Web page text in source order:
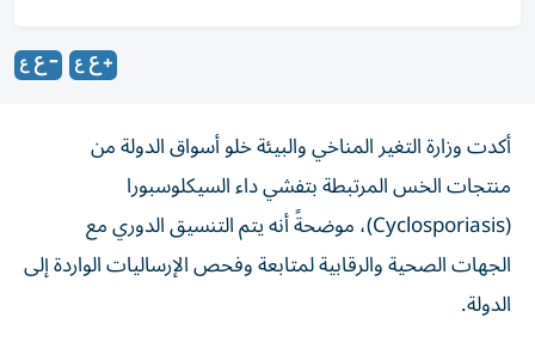
أكدت وزارة التغير المناخي والبيئة خلو أسواق الدولة من
منتجات الخس المرتبطة بتفشي داء السيكلوسبورا
(Cyclosporiasis)، موضحةً أنه يتم التنسيق الدوري مع
الجهات الصحية والرقابية لمتابعة وفحص الإرساليات الواردة إلى
الدولة.